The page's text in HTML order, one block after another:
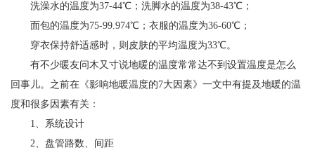
洗澡水的温度为37-44℃；洗脚水的温度为38-43℃；
面包的温度为75-99.974℃；衣服的温度为36-60℃；
穿衣保持舒适感时，则皮肤的平均温度为33℃。
有不少暖友问木又寸说地暖的温度常常达不到设置温度是怎么
回事儿。之前在《影响地暖温度的7大因素》一文中有提及地暖的温
度和很多因素有关：
1、系统设计
2、盘管路数、间距